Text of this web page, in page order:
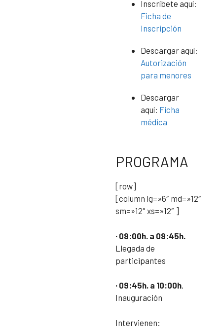
Inscríbete aquí:
Ficha de
Inscripción
Descargar aquí:
Autorización
para menores
Descargar
aquí: Ficha
médica
PROGRAMA
[row]
[column lg=»6″ md=»12″
sm=»12″ xs=»12″ ]
· 09:00h. a 09:45h.
Llegada de
participantes
· 09:45h. a 10:00h.
Inauguración
Intervienen: